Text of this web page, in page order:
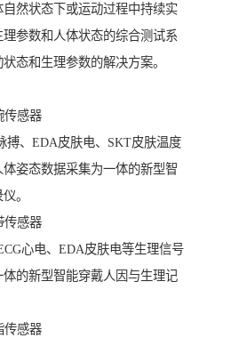
然状态下或运动过程中持续实
参数和人体状态的综合测试系
态和生理参数的解决方案。
传感器
搏、EDA皮肤电、SKT皮肤温度
姿态数据采集为一体的新型智
。
传感器
心电、EDA皮肤电等生理信号
的新型智能穿戴人因与生理记
传感器